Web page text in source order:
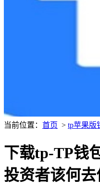
当前位置： 首页 > tp苹果版
下载tp-TP钱
投资者该何去